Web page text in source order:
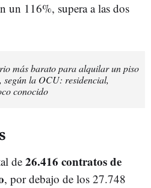
un 116%, supera a las dos
más barato para alquilar un piso
según la OCU: residencial,
conocido
de 26.416 contratos de
, por debajo de los 27.748